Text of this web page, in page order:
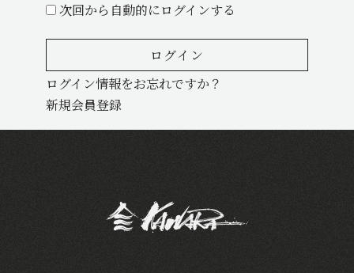
次回から自動的にログインする
ログイン
ログイン情報をお忘れですか？
新規会員登録